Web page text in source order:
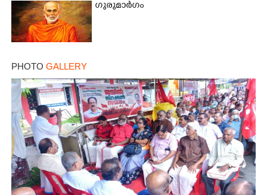
ഗുരുമാർഗം
PHOTO GALLERY